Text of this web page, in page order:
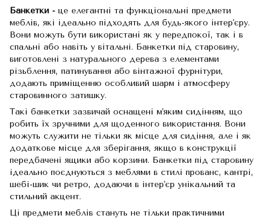
Банкетки - це елегантні та функціональні предмети
меблів, які ідеально підходять для будь-якого інтер'єру.
Вони можуть бути використані як у передпокої, так і в
спальні або навіть у вітальні. Банкетки під старовину,
виготовлені з натурального дерева з елементами
різьблення, патинування або вінтажної фурнітури,
додають приміщенню особливий шарм і атмосферу
старовинного затишку.
Такі банкетки зазвичай оснащені м'яким сидінням, що
робить їх зручними для щоденного використання. Вони
можуть служити не тільки як місце для сидіння, але і як
додаткове місце для зберігання, якщо в конструкції
передбачені ящики або корзини. Банкетки під старовину
ідеально поєднуються з меблями в стилі прованс, кантрі,
шебі-шик чи ретро, ​​додаючи в інтер'єр унікальний та
стильний акцент.
Ці предмети меблів стануть не тільки практичними